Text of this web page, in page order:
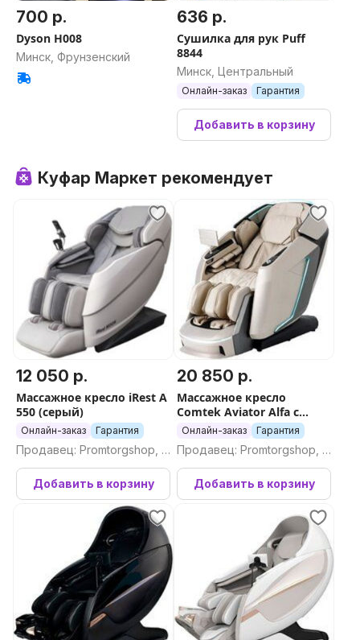
700 р.
Dyson H008
Минск, Фрунзенский
636 р.
Сушилка для рук Puff
8844
Минск, Центральный
Онлайн-заказ Гарантия
Добавить в корзину
Куфар Маркет рекомендует
12 050 р.
Массажное кресло iRest А
550 (серый)
Онлайн-заказ Гарантия
Продавец: Promtorgshop, П
ромторгшоп
Добавить в корзину
20 850 р.
Массажное кресло
Comtek Aviator Alfa с
двойным роликовым
массажным механизмом
Онлайн-заказ Гарантия
Продавец: Promtorgshop, П
ромторгшоп
Добавить в корзину